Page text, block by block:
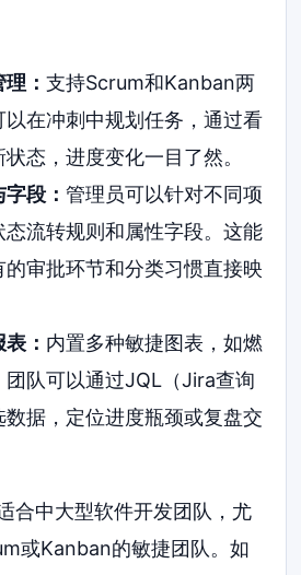
： 支持Scrum和Kanban两
在冲刺中规划任务，通过看
态，进度变化一目了然。
段： 管理员可以针对不同项
态流转规则和属性字段。这能
审批环节和分类习惯直接映
： 内置多种敏捷图表，如燃
团队可以通过JQL（Jira查询
据，定位进度瓶颈或复盘交
合中大型软件开发团队，尤
或Kanban的敏捷团队。如